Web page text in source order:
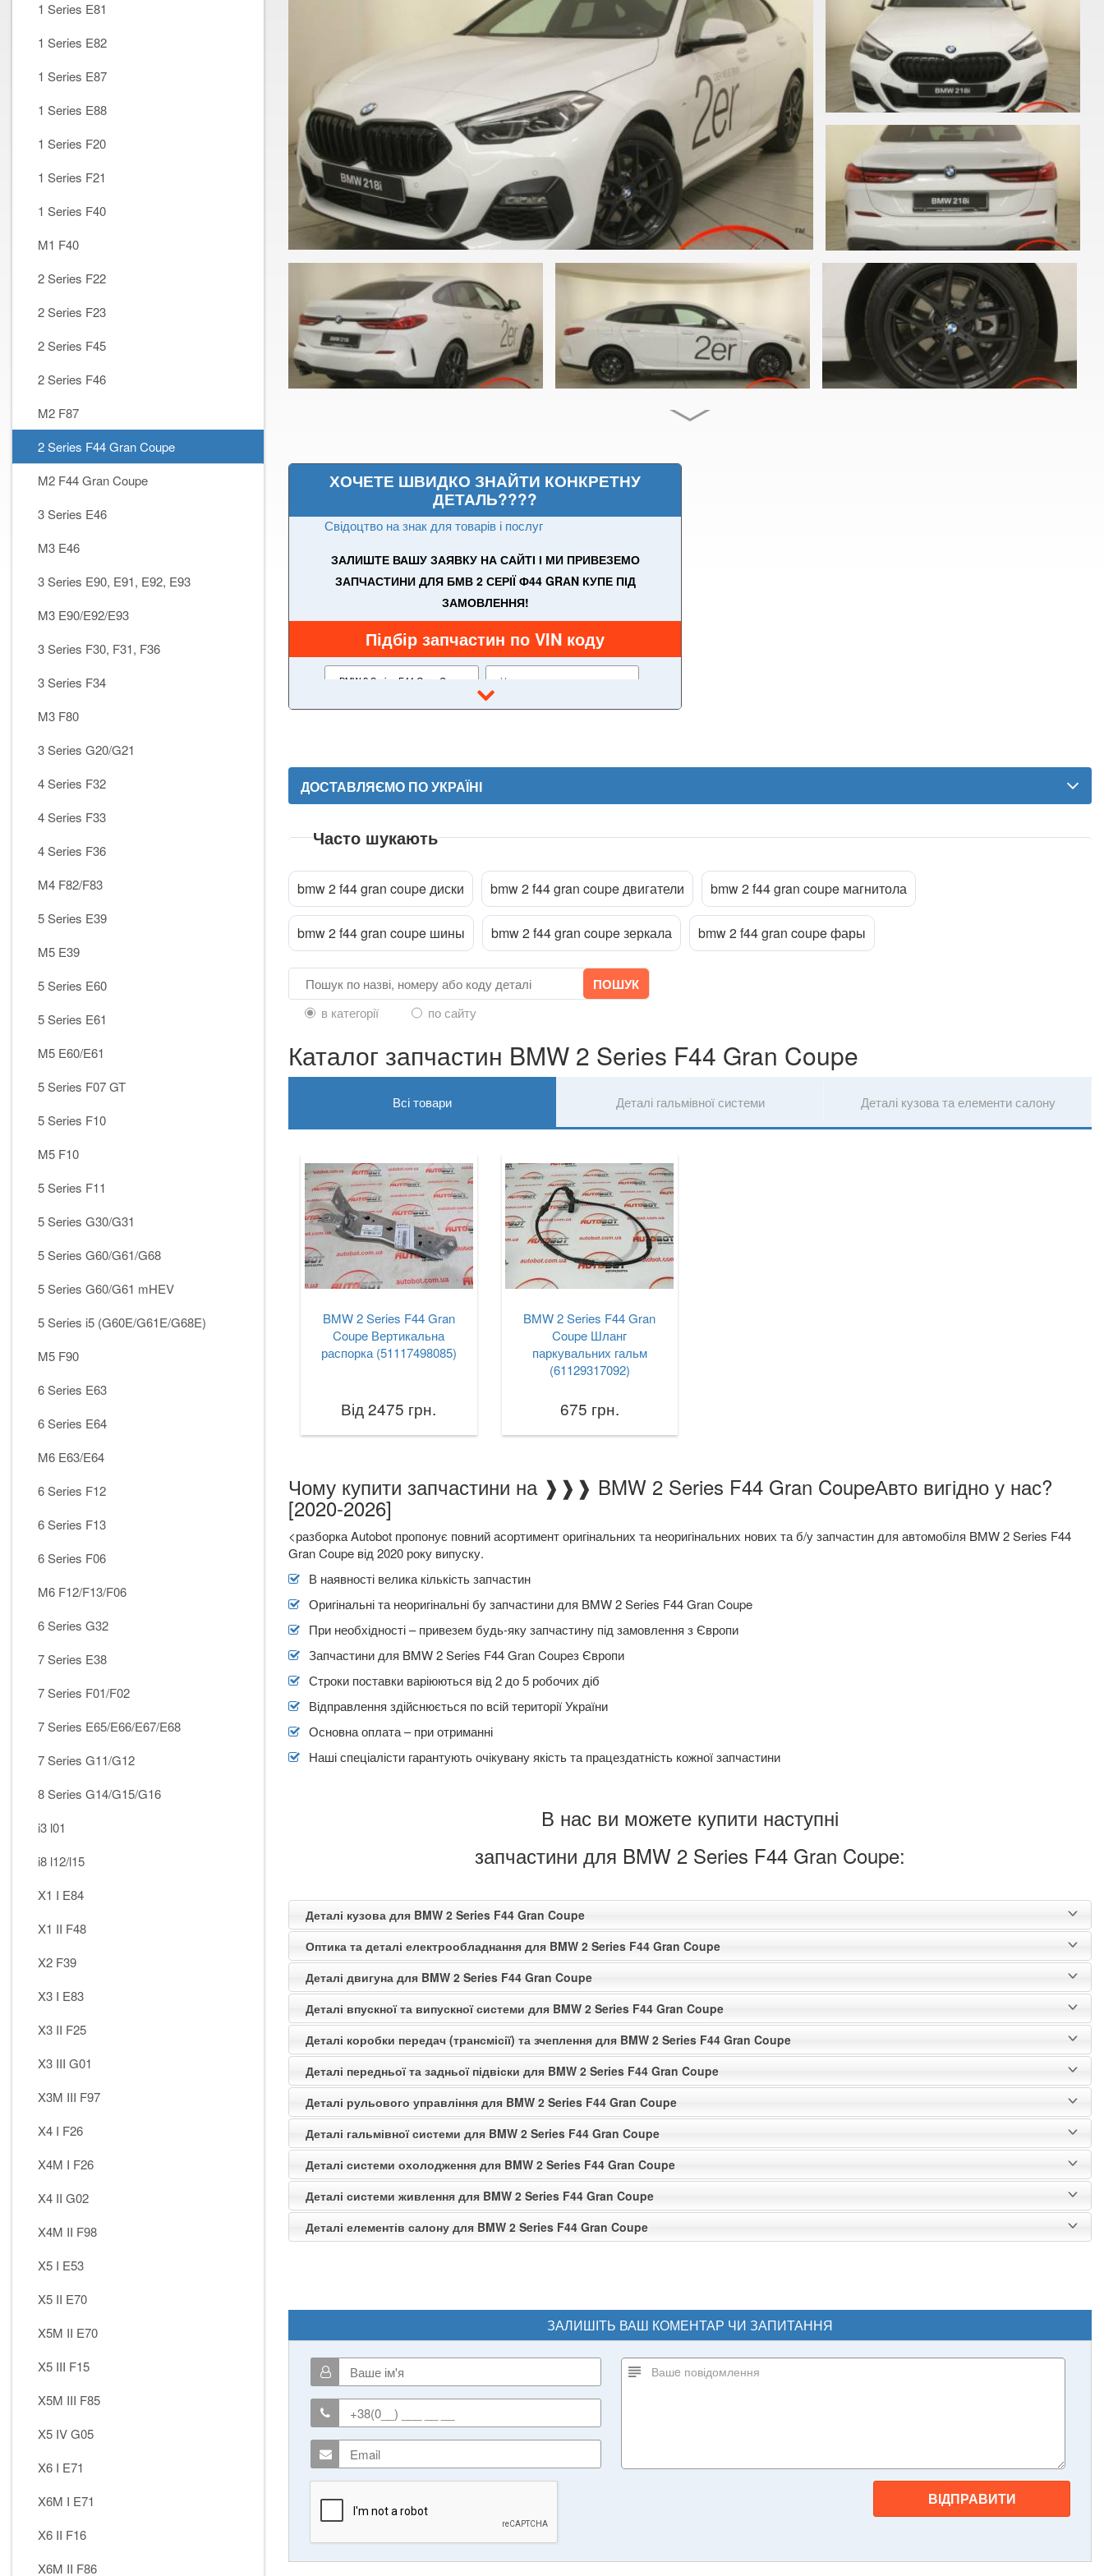
1 Series E81
1 Series E82
1 Series E87
1 Series E88
1 Series F20
1 Series F21
1 Series F40
M1 F40
2 Series F22
2 Series F23
2 Series F45
2 Series F46
M2 F87
2 Series F44 Gran Coupe
M2 F44 Gran Coupe
3 Series E46
M3 E46
3 Series E90, E91, E92, E93
M3 E90/E92/E93
3 Series F30, F31, F36
3 Series F34
M3 F80
3 Series G20/G21
4 Series F32
4 Series F33
4 Series F36
M4 F82/F83
5 Series E39
M5 E39
5 Series E60
5 Series E61
M5 E60/E61
5 Series F07 GT
5 Series F10
M5 F10
5 Series F11
5 Series G30/G31
5 Series G60/G61/G68
5 Series G60/G61 mHEV
5 Series i5 (G60E/G61E/G68E)
M5 F90
6 Series E63
6 Series E64
M6 E63/E64
6 Series F12
6 Series F13
6 Series F06
M6 F12/F13/F06
6 Series G32
7 Series E38
7 Series F01/F02
7 Series E65/E66/E67/E68
7 Series G11/G12
8 Series G14/G15/G16
i3 l01
i8 l12/l15
X1 I E84
X1 II F48
X2 F39
X3 I E83
X3 II F25
X3 III G01
X3M III F97
X4 I F26
X4M I F26
X4 II G02
X4M II F98
X5 I E53
X5 II E70
X5M II E70
X5 III F15
X5M III F85
X5 IV G05
X6 I E71
X6M I E71
X6 II F16
X6M II F86
ХОЧЕТЕ ШВИДКО ЗНАЙТИ КОНКРЕТНУ
ДЕТАЛЬ????
Свідоцтво на знак для товарів і послуг
ЗАЛИШТЕ ВАШУ ЗАЯВКУ НА САЙТІ І МИ ПРИВЕЗЕМО
ЗАПЧАСТИНИ ДЛЯ БМВ 2 СЕРІЇ Ф44 GRАN КУПЕ ПІД
ЗАМОВЛЕННЯ!
Підбір запчастин по VIN коду
attach_fileПрикріпити файл
ДОСТАВЛЯЄМО ПО УКРАЇНІ
Часто шукають
bmw 2 f44 gran coupe диски bmw 2 f44 gran coupe двигатели bmw 2 f44 gran coupe магнитола
bmw 2 f44 gran coupe шины bmw 2 f44 gran coupe зеркала bmw 2 f44 gran coupe фары
в категорії по сайту
Каталог запчастин BMW 2 Series F44 Gran Coupe
Всі товари Деталі гальмівної системи Деталі кузова та елементи салону
BMW 2 Series F44 Gran
Coupe Вертикальна
распорка (51117498085)
Від 2475 грн.
BMW 2 Series F44 Gran
Coupe Шланг
паркувальних гальм
(61129317092)
675 грн.
Чому купити запчастини на ❱❱❱ BMW 2 Series F44 Gran CoupeАвто вигідно у нас?
[2020-2026]
<разборка Autobot пропонує повний асортимент оригінальних та неоригінальних нових та б/у запчастин для автомобіля BMW 2 Series F44
Gran Coupe від 2020 року випуску.
В наявності велика кількість запчастин
Оригінальні та неоригінальні бу запчастини для BMW 2 Series F44 Gran Coupe
При необхідності – привезем будь-яку запчастину під замовлення з Європи
Запчастини для BMW 2 Series F44 Gran Coupeз Європи
Строки поставки варіюються від 2 до 5 робочих діб
Відправлення здійснюється по всій території України
Основна оплата – при отриманні
Наші спеціалісти гарантують очікувану якість та працездатність кожної запчастини
В нас ви можете купити наступні
запчастини для BMW 2 Series F44 Gran Coupe:
Деталі кузова для BMW 2 Series F44 Gran Coupe
Оптика та деталі електрообладнання для BMW 2 Series F44 Gran Coupe
Деталі двигуна для BMW 2 Series F44 Gran Coupe
Деталі впускної та випускної системи для BMW 2 Series F44 Gran Coupe
Деталі коробки передач (трансмісії) та зчеплення для BMW 2 Series F44 Gran Coupe
Деталі передньої та задньої підвіски для BMW 2 Series F44 Gran Coupe
Деталі рульового управління для BMW 2 Series F44 Gran Coupe
Деталі гальмівної системи для BMW 2 Series F44 Gran Coupe
Деталі системи охолодження для BMW 2 Series F44 Gran Coupe
Деталі системи живлення для BMW 2 Series F44 Gran Coupe
Деталі елементів салону для BMW 2 Series F44 Gran Coupe
ЗАЛИШІТЬ ВАШ КОМЕНТАР ЧИ ЗАПИТАННЯ
ВІДПРАВИТИ